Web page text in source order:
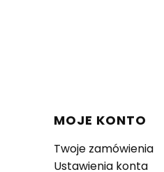
MOJE KONTO
Twoje zamówienia
Ustawienia konta